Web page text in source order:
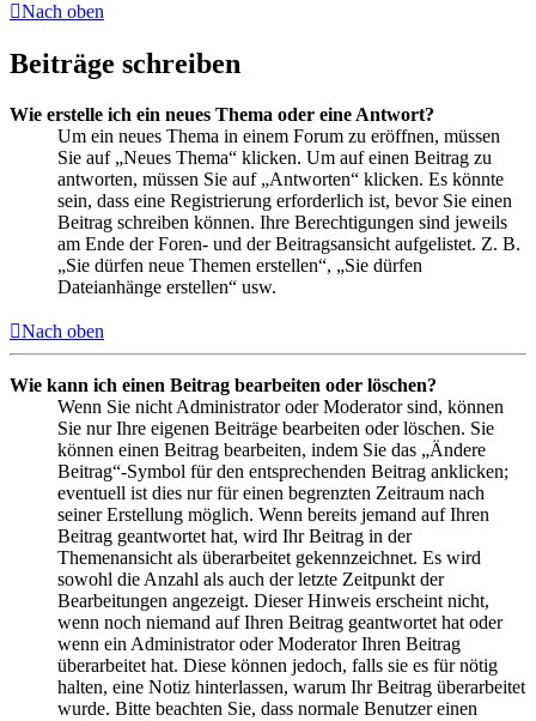
Nach oben
Beiträge schreiben
Wie erstelle ich ein neues Thema oder eine Antwort?
Um ein neues Thema in einem Forum zu eröffnen, müssen
Sie auf „Neues Thema“ klicken. Um auf einen Beitrag zu
antworten, müssen Sie auf „Antworten“ klicken. Es könnte
sein, dass eine Registrierung erforderlich ist, bevor Sie einen
Beitrag schreiben können. Ihre Berechtigungen sind jeweils
am Ende der Foren- und der Beitragsansicht aufgelistet. Z. B.
„Sie dürfen neue Themen erstellen“, „Sie dürfen
Dateianhänge erstellen“ usw.
Nach oben
Wie kann ich einen Beitrag bearbeiten oder löschen?
Wenn Sie nicht Administrator oder Moderator sind, können
Sie nur Ihre eigenen Beiträge bearbeiten oder löschen. Sie
können einen Beitrag bearbeiten, indem Sie das „Ändere
Beitrag“-Symbol für den entsprechenden Beitrag anklicken;
eventuell ist dies nur für einen begrenzten Zeitraum nach
seiner Erstellung möglich. Wenn bereits jemand auf Ihren
Beitrag geantwortet hat, wird Ihr Beitrag in der
Themenansicht als überarbeitet gekennzeichnet. Es wird
sowohl die Anzahl als auch der letzte Zeitpunkt der
Bearbeitungen angezeigt. Dieser Hinweis erscheint nicht,
wenn noch niemand auf Ihren Beitrag geantwortet hat oder
wenn ein Administrator oder Moderator Ihren Beitrag
überarbeitet hat. Diese können jedoch, falls sie es für nötig
halten, eine Notiz hinterlassen, warum Ihr Beitrag überarbeitet
wurde. Bitte beachten Sie, dass normale Benutzer einen